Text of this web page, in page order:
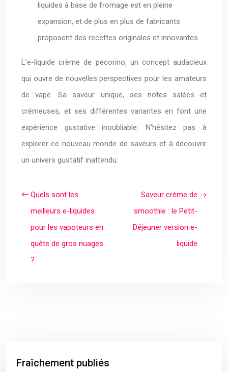
liquides à base de fromage est en pleine
expansion, et de plus en plus de fabricants
proposent des recettes originales et innovantes.
L’e-liquide crème de pecorino, un concept audacieux
qui ouvre de nouvelles perspectives pour les amateurs
de vape. Sa saveur unique, ses notes salées et
crémeuses, et ses différentes variantes en font une
expérience gustative inoubliable. N’hésitez pas à
explorer ce nouveau monde de saveurs et à découvrir
un univers gustatif inattendu.
Quels sont les
meilleurs e-liquides
pour les vapoteurs en
quête de gros nuages
?
Saveur crème de
smoothie : le Petit-
Déjeuner version e-
liquide
Fraîchement publiés